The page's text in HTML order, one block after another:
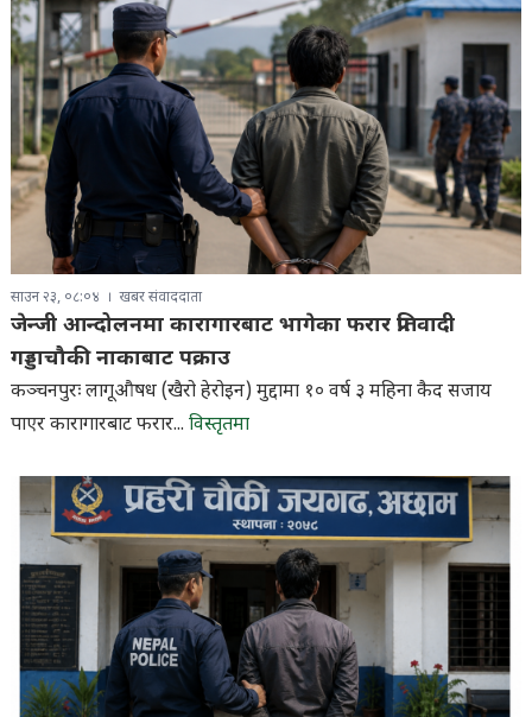
साउन २३, ०८:०४ खबर संवाददाता
जेन्जी आन्दोलनमा कारागारबाट भागेका फरार प्रतिवादी
गड्डाचौकी नाकाबाट पक्राउ
कञ्चनपुरः लागूऔषध (खैरो हेरोइन) मुद्दामा १० वर्ष ३ महिना कैद सजाय
पाएर कारागारबाट फरार... विस्तृतमा